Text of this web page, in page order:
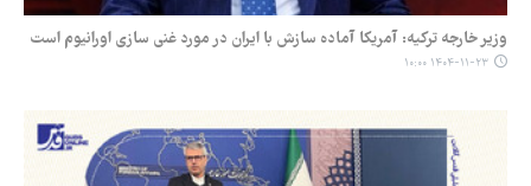
وزیر خارجه ترکیه: آمریکا آماده سازش با ایران در مورد غنی سازی اورانیوم است
۱۴۰۴-۱۱-۲۳ ۱۰:۰۰